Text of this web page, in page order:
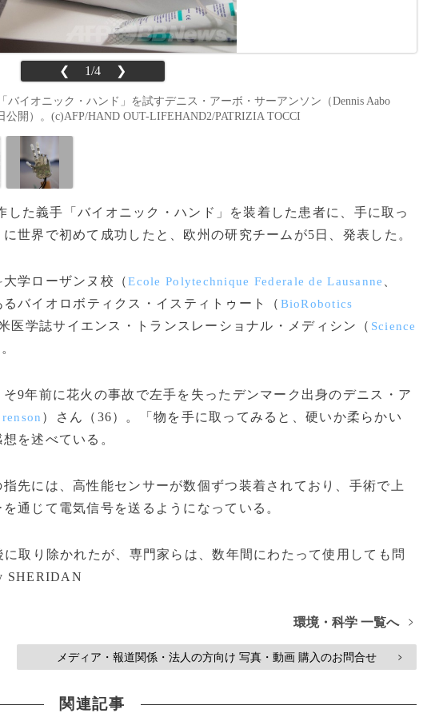
❮ 1/4 ❯
バイオニック・ハンド」を試すデニス・アーボ・サーアンソン（Dennis Aabo
公開）。(c)AFP/HAND OUT-LIFEHAND2/PATRIZIA TOCCI
した義手「バイオニック・ハンド」を装着した患者に、手に取っ
世界で初めて成功したと、欧州の研究チームが5日、発表した。
学ローザンヌ校（Ecole Polytechnique Federale de Lausanne
るバイオロボティクス・イスティトゥート（ BioRobotics
医学誌サイエンス・トランスレーショナル・メディシン（ Science
9年前に花火の事故で左手を失ったデンマーク出身のデニス・ア
）さん（36）。「物を手に取ってみると、硬いか柔らかい
を述べている。
先には、高性能センサーが数個ずつ装着されており、手術で上
通じて電気信号を送るようになっている。
取り除かれたが、専門家らは、数年間にわたって使用しても問
SHERIDAN
環境・科学 一覧へ >
メディア・報道関係・法人の方向け 写真・動画 購入のお問合せ >
関連記事